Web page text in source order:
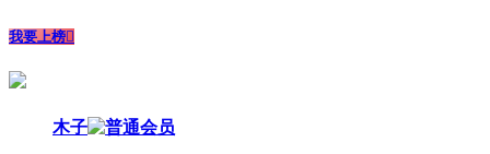
我要上榜
木子